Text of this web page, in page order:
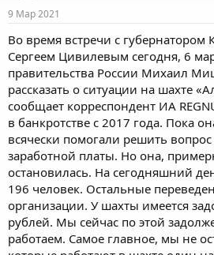
е
м
ы
л
9 Мар 2021
Во время встречи с губернатором
Сергеем Цивилевым сегодня, 6
правительства России Михаил
рассказать о ситуации на шахте
сообщает корреспондент ИА
в банкротстве с 2017 года. Пока
всячески помогали решить вопрос
заработной платы. Но она,
остановилась. На сегодняшний
196 человек. Остальные
организации. У шахты имеется
рублей. Мы сейчас по этой
работаем. Самое главное, мы не